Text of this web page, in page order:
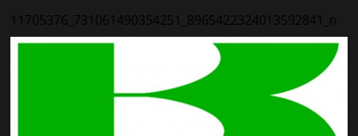
11705376_731061490354251_8965422324013592841_n